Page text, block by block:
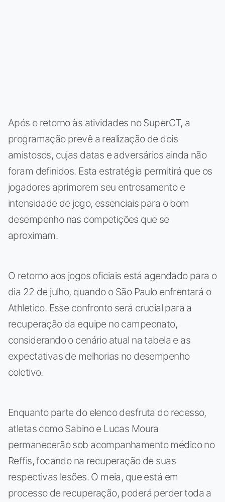
Após o retorno às atividades no SuperCT, a
programação prevê a realização de dois
amistosos, cujas datas e adversários ainda não
foram definidos. Esta estratégia permitirá que os
jogadores aprimorem seu entrosamento e
intensidade de jogo, essenciais para o bom
desempenho nas competições que se
aproximam.
O retorno aos jogos oficiais está agendado para o
dia 22 de julho, quando o São Paulo enfrentará o
Athletico. Esse confronto será crucial para a
recuperação da equipe no campeonato,
considerando o cenário atual na tabela e as
expectativas de melhorias no desempenho
coletivo.
Enquanto parte do elenco desfruta do recesso,
atletas como Sabino e Lucas Moura
permanecerão sob acompanhamento médico no
Reffis, focando na recuperação de suas
respectivas lesões. O meia, que está em
processo de recuperação, poderá perder toda a